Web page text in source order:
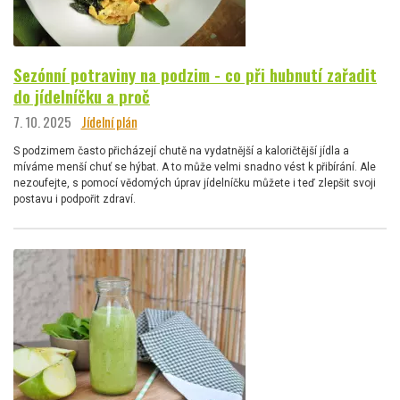
Sezónní potraviny na podzim - co při hubnutí zařadit
do jídelníčku a proč
7. 10. 2025 Jídelní plán
S podzimem často přicházejí chutě na vydatnější a kaloričtější jídla a
míváme menší chuť se hýbat. A to může velmi snadno vést k přibírání. Ale
nezoufejte, s pomocí vědomých úprav jídelníčku můžete i teď zlepšit svoji
postavu i podpořit zdraví.